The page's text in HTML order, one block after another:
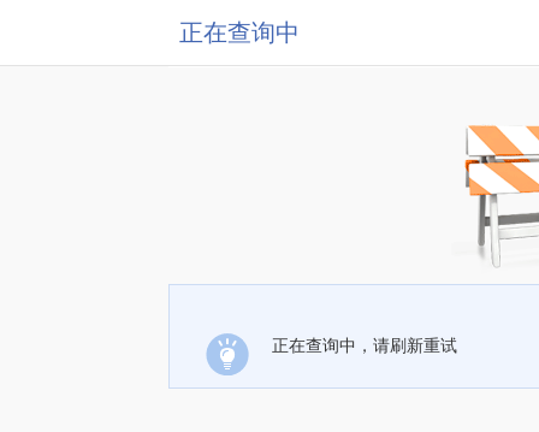
正在查询中
正在查询中，请刷新重试